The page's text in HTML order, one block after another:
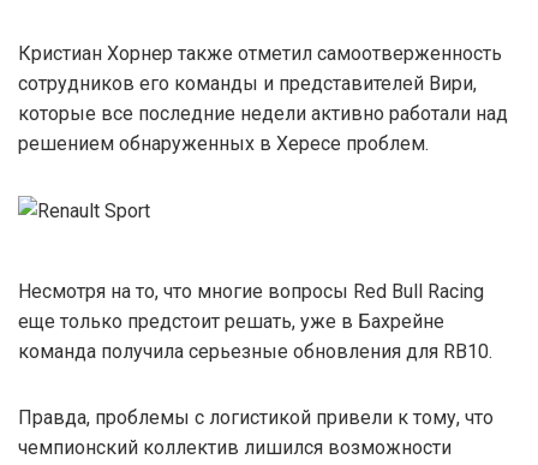
Кристиан Хорнер также отметил самоотверженность
сотрудников его команды и представителей Вири,
которые все последние недели активно работали над
решением обнаруженных в Хересе проблем.
Несмотря на то, что многие вопросы Red Bull Racing
еще только предстоит решать, уже в Бахрейне
команда получила серьезные обновления для RB10.
Правда, проблемы с логистикой привели к тому, что
чемпионский коллектив лишился возможности